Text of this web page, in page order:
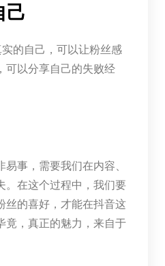
己
实的自己，可以让粉丝感
可以分享自己的失败经
事，需要我们在内容、
。在这个过程中，我们要
丝的喜好，才能在抖音这
竟，真正的魅力，来自于